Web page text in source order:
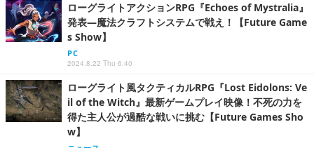
ローグライトアクションRPG『Echoes of Mystralia』
発表―魔法クラフトシステムで戦え！【Future Game
s Show】
PC
2024.8.22 Thu 6:40
ローグライト風タクティカルRPG『Lost Eidolons: Ve
il of the Witch』最新ゲームプレイ映像！不死の力を
得た主人公が過酷な戦いに挑む【Future Games Sho
w】